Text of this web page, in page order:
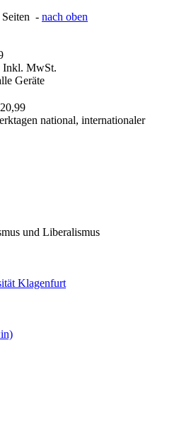
Seiten - nach oben
Inkl. MwSt.
Geräte
national, internationaler
und Liberalismus
Klagenfurt